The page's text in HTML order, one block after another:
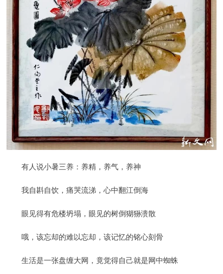
有人说小暑三养：养精，养气，养神
我自斟自饮，痛哭流涕，心中翻江倒海
眼见得有危楼坍塌，眼见的树倒猢狲溃散
哦，该忘却的难以忘却，该记忆的铭心刻骨
生活是一张盘缠大网，竟觉得自己就是网中蜘蛛